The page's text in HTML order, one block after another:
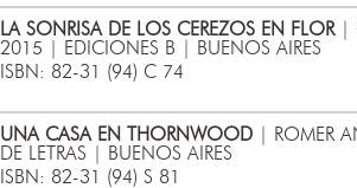
LA SONRISA DE LOS CEREZOS EN FLOR|
2015 | EDICIONES B | BUENOS AIRES
ISBN: 82-31 (94) C 74
UNA CASA EN THORNWOOD | ROMER
DE LETRAS | BUENOS AIRES
ISBN: 82-31 (94) S 81